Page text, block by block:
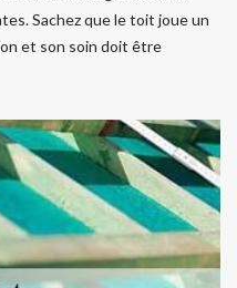
Sachez que le toit joue un
et son soin doit être